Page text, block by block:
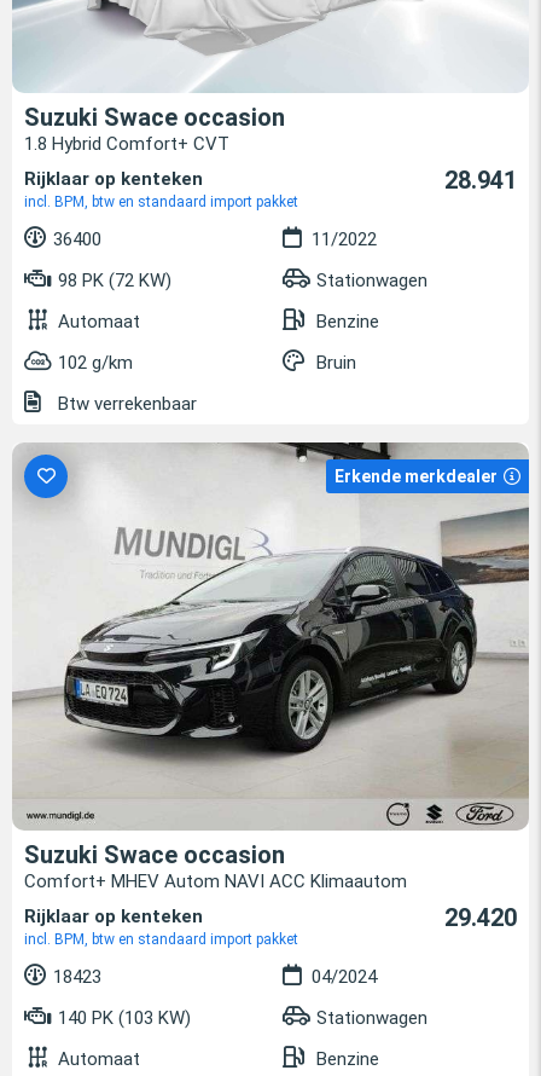
Suzuki Swace occasion
1.8 Hybrid Comfort+ CVT
Rijklaar op kenteken
incl. BPM, btw en standaard import pakket
28.941
36400
11/2022
98 PK (72 KW)
Stationwagen
Automaat
Benzine
102 g/km
Bruin
Btw verrekenbaar
Erkende merkdealer
Suzuki Swace occasion
Comfort+ MHEV Autom NAVI ACC Klimaautom
Rijklaar op kenteken
incl. BPM, btw en standaard import pakket
29.420
18423
04/2024
140 PK (103 KW)
Stationwagen
Automaat
Benzine